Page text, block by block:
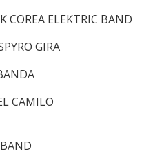
ELEKTRIC BAND
GIRA
CAMILO